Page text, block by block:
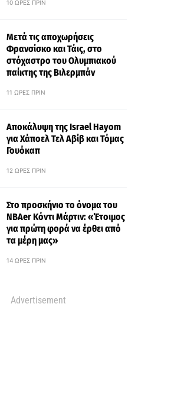
10 ΏΡΕΣ ΠΡΙΝ
Μετά τις αποχωρήσεις
Φρανσίσκο και Τάις, στο
στόχαστρο του Ολυμπιακού
παίκτης της Βιλερμπάν
11 ΏΡΕΣ ΠΡΙΝ
Αποκάλυψη της Israel Hayom
για Χάποελ Τελ Αβίβ και Τόμας
Γουόκαπ
12 ΏΡΕΣ ΠΡΙΝ
Στο προσκήνιο το όνομα του
ΝΒΑer Κόντι Μάρτιν: «Έτοιμος
για πρώτη φορά να έρθει από
τα μέρη μας»
14 ΏΡΕΣ ΠΡΙΝ
Advertisement